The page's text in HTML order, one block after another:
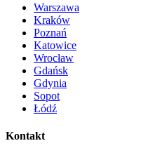
Warszawa
Kraków
Poznań
Katowice
Wrocław
Gdańsk
Gdynia
Sopot
Łódź
Kontakt